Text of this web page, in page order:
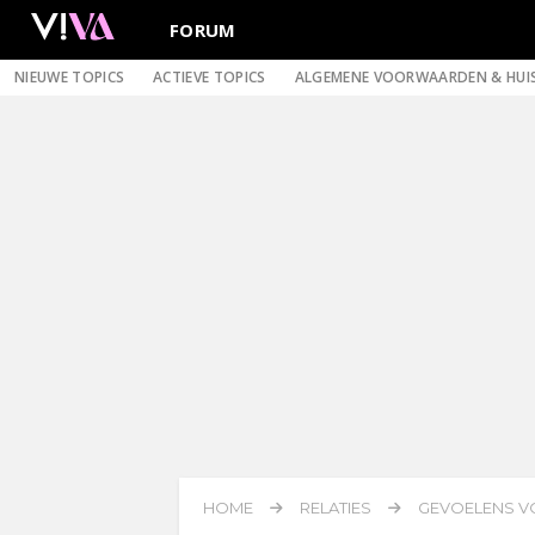
FORUM
NIEUWE TOPICS ACTIEVE TOPICS ALGEMENE VOORWAARDEN &
HOME RELATIES GEVOELENS